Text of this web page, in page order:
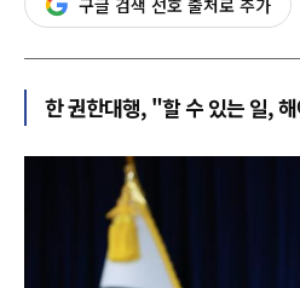
구글 검색 선호 출처로 추가
한 권한대행, "할 수 있는 일,